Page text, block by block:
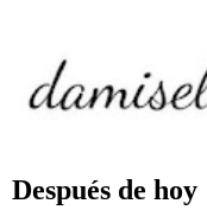
Después de hoy